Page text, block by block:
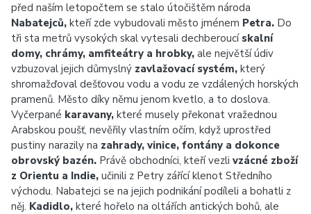
před naším letopočtem se stalo útočištěm národa
Nabatejců, kteří zde vybudovali město jménem Petra. Do
tři sta metrů vysokých skal vytesali dechberoucí skalní
domy, chrámy, amfiteátry a hrobky, ale největší údiv
vzbuzoval jejich důmyslný zavlažovací systém, který
shromažďoval dešťovou vodu a vodu ze vzdálených horských
pramenů. Město díky němu jenom kvetlo, a to doslova.
Vyčerpané karavany, které musely překonat vražednou
Arabskou poušť, nevěřily vlastním očím, když uprostřed
pustiny narazily na zahrady, vinice, fontány a dokonce
obrovský bazén. Právě obchodníci, kteří vezli vzácné zboží
z Orientu a Indie, učinili z Petry zářící klenot Středního
východu. Nabatejci se na jejich podnikání podíleli a bohatli z
něj. Kadidlo, které hořelo na oltářích antických bohů, ale